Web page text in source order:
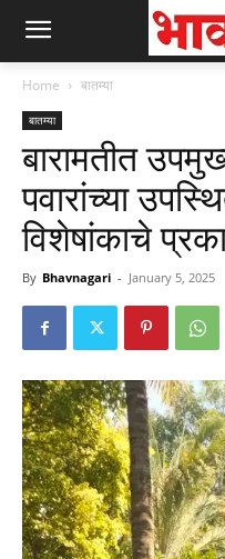
Home बातम्या
बातम्या
बारामतीत
पवारांच्या
विशेषांकाचे
By Bhavnagari - January 5, 2025